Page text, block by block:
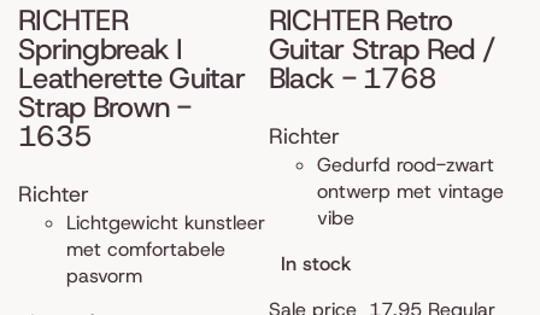
RICHTER
Springbreak I
Leatherette Guitar
Strap Brown -
1635
Richter
Lichtgewicht kunstleer
met comfortabele
pasvorm
RICHTER Retro
Guitar Strap Red /
Black - 1768
Richter
Gedurfd rood-zwart
ontwerp met vintage
vibe
In stock
Sale price 17,95 Regular